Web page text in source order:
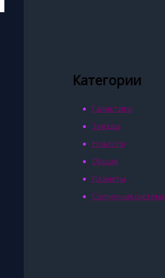
Категории
Галактики
Звёзды
Новости
Общая
Планеты
Солнечная система